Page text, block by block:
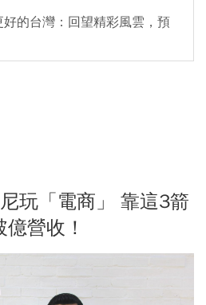
的台灣：回望精彩風雲，預
玩「電商」 靠這3箭
億營收！